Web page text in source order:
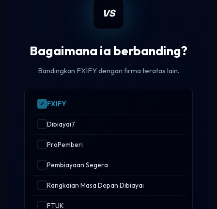
VS
Bagaimana ia berbanding?
Bandingkan FXIFY dengan firma teratas lain.
FXIFY
Dibiayai7
ProPemberi
Pembiayaan Segera
Rangkaian Masa Depan Dibiayai
FTUK